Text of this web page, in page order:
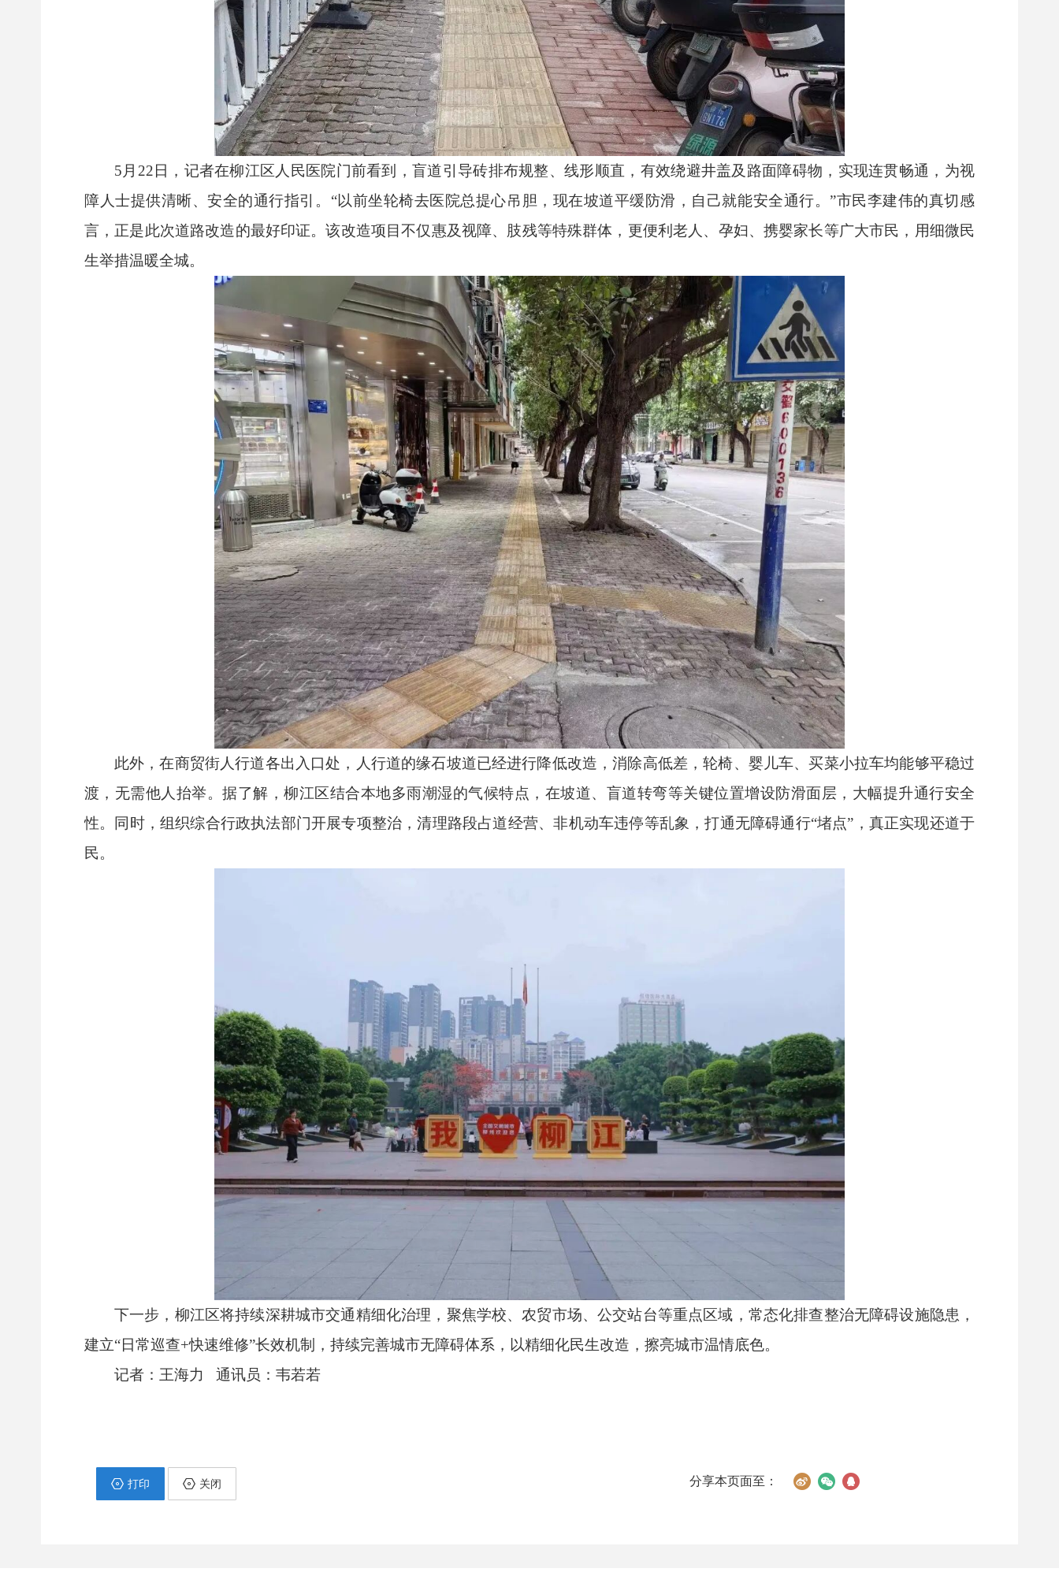
5月22日，记者在柳江区人民医院门前看到，盲道引导砖排布规整、线形顺直，有效绕避井盖及路面障碍物，实现连贯畅通，为视
障人士提供清晰、安全的通行指引。“以前坐轮椅去医院总提心吊胆，现在坡道平缓防滑，自己就能安全通行。”市民李建伟的真切感
言，正是此次道路改造的最好印证。该改造项目不仅惠及视障、肢残等特殊群体，更便利老人、孕妇、携婴家长等广大市民，用细微民
生举措温暖全城。
此外，在商贸街人行道各出入口处，人行道的缘石坡道已经进行降低改造，消除高低差，轮椅、婴儿车、买菜小拉车均能够平稳过
渡，无需他人抬举。据了解，柳江区结合本地多雨潮湿的气候特点，在坡道、盲道转弯等关键位置增设防滑面层，大幅提升通行安全
性。同时，组织综合行政执法部门开展专项整治，清理路段占道经营、非机动车违停等乱象，打通无障碍通行“堵点”，真正实现还道于
民。
下一步，柳江区将持续深耕城市交通精细化治理，聚焦学校、农贸市场、公交站台等重点区域，常态化排查整治无障碍设施隐患，
建立“日常巡查+快速维修”长效机制，持续完善城市无障碍体系，以精细化民生改造，擦亮城市温情底色。
记者：王海力 通讯员：韦若若
打印 关闭 分享本页面至：